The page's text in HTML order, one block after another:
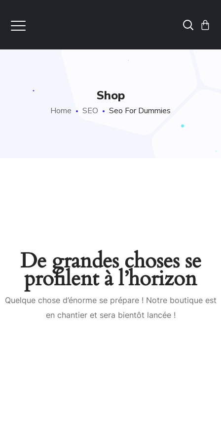
Shop
Home SEO Seo For Dummies
De grandes choses se
profilent à l’horizon
Quelque chose d’énorme se prépare ! Notre boutique est
en chantier et sera bientôt lancée !